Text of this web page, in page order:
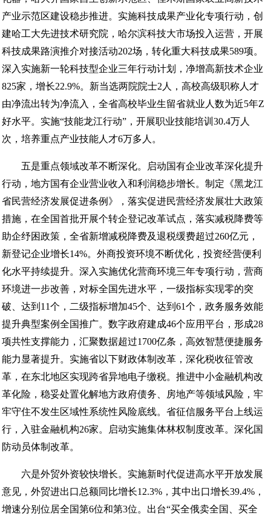
产业示范区建设稳步推进。实施科技成果产业化专项行动，创
建哈工大先进技术研究院，哈尔滨科技大市场投入运营，开展
科技成果路演推介对接活动202场，转化重大科技成果589项。
深入实施新一轮科技型企业三年行动计划，净增高新技术企业
825家，增长22.9%。新当选两院院士2人，高校高级职称人才
由净流出转为净流入，全省高校毕业生留省就业人数为近5年Z
好水平。实施“技能龙江行动”，开展职业技能培训30.4万人
次，培养重点产业技能人才6万多人。
五是重点领域改革不断深化。启动国有企业改革深化提升
行动，地方国有企业营业收入和利润稳步增长。制定《黑龙江
省民营经济发展促进条例》，落实促进民营经济发展壮大政策
措施，在全国首批开展个转企登记改革试点，落实减税降费等
助企纾困政策，全省新增减税降费及退税缓费超过260亿元，
新登记企业增长14%。外商投资环境不断优化，投资经营便利
化水平持续提升。深入实施优化营商环境三年专项行动，营商
环境进一步改善，对标全国先进水平，一级指标实现零的突
破、达到11个，二级指标增加45个、达到61个，政务服务效能
提升典型案例全国推广。数字政府建成46个应用平台，形成28
项共性支撑能力，汇聚数据超过1700亿条，高效智慧便捷服务
能力显著提升。实施省以下财政体制改革，深化税收征管改
革，在东北地区实现跨省异地电子缴税。推进中小金融机构改
革化险，稳妥处置化解地方政府债务、房地产等领域风险，牢
牢守住不发生区域性系统性风险底线。省征信服务平台上线运
行，入驻金融机构26家。启动实施集体林权制度改革。深化国
防动员体制改革。
六是外贸外资较快增长。实施新时代促进高水平开放发展
意见，外贸进出口总额同比增长12.3%，其中出口增长39.4%，
增速分别位居全国第6位和第3位。出台“买全俄卖全国、买全